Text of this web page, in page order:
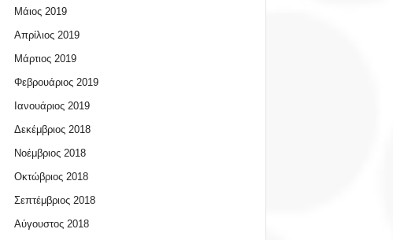
Μάιος 2019
Απρίλιος 2019
Μάρτιος 2019
Φεβρουάριος 2019
Ιανουάριος 2019
Δεκέμβριος 2018
Νοέμβριος 2018
Οκτώβριος 2018
Σεπτέμβριος 2018
Αύγουστος 2018